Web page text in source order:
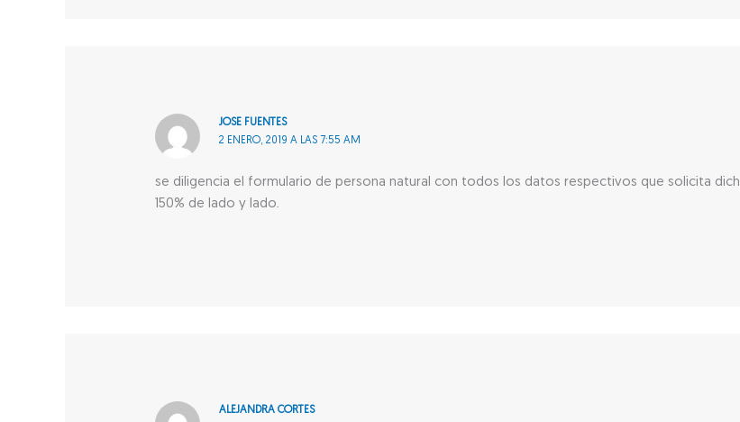
JOSE FUENTES
2 ENERO, 2019 A LAS 7:55 AM
se diligencia el formulario de persona natural con todos los datos respectivos que solicita
150% de lado y lado.
ALEJANDRA CORTES